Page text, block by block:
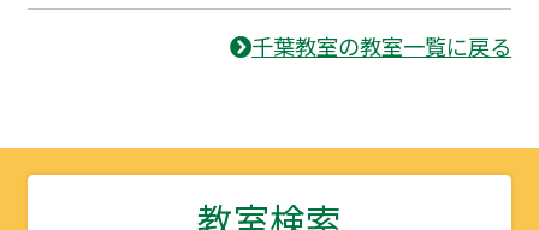
千葉教室の教室一覧に戻る